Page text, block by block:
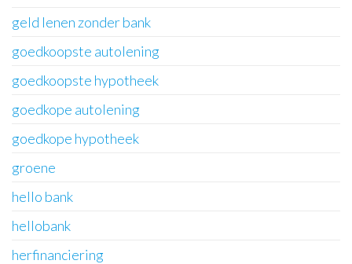
geld lenen zonder bank
goedkoopste autolening
goedkoopste hypotheek
goedkope autolening
goedkope hypotheek
groene
hello bank
hellobank
herfinanciering